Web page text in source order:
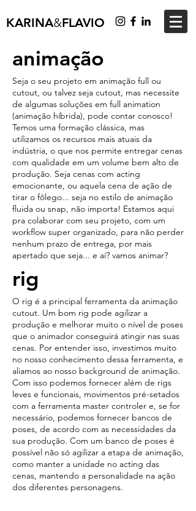
KARINA&FLAVIO
animação
Seja o seu projeto em animação full ou
cutout, ou talvez seja cutout, mas necessite
de algumas soluções em full animation
(animação híbrida), pode contar conosco!
Temos uma formação clássica, mas
utilizamos os recursos mais atuais da
indústria, o que nos permite entregar cenas
com qualidade em um volume bem alto de
produção. Seja cenas com acting
emocionante, ou aquela cena de ação de
tirar o fôlego... seja no estilo de animação
fluida ou snap, não importa! Estamos aqui
pra colaborar com seu projeto, com um
workflow super organizado, para não perder
nenhum prazo de entrega, por mais
apertado que seja... e aí? vamos animar?
rig
O rig é a principal ferramenta da animação
cutout. Um bom rig pode agilizar a
produção e melhorar muito o nível de poses
que o animador conseguirá atingir nas suas
cenas. Por entender isso, investimos muito
no nosso conhecimento dessa ferramenta, e
aliamos ao nosso background de animação.
Com isso podemos fornecer além de rigs
leves e funcionais, movimentos pré-setados
com a ferramenta master controler e, se for
necessário, podemos fornecer bancos de
poses, de acordo com as necessidades da
sua produção. Com um banco de poses é
possível não só agilizar a etapa de animação,
como manter a unidade no acting das
cenas, mantendo a personalidade na ação
dos diferentes personagens.